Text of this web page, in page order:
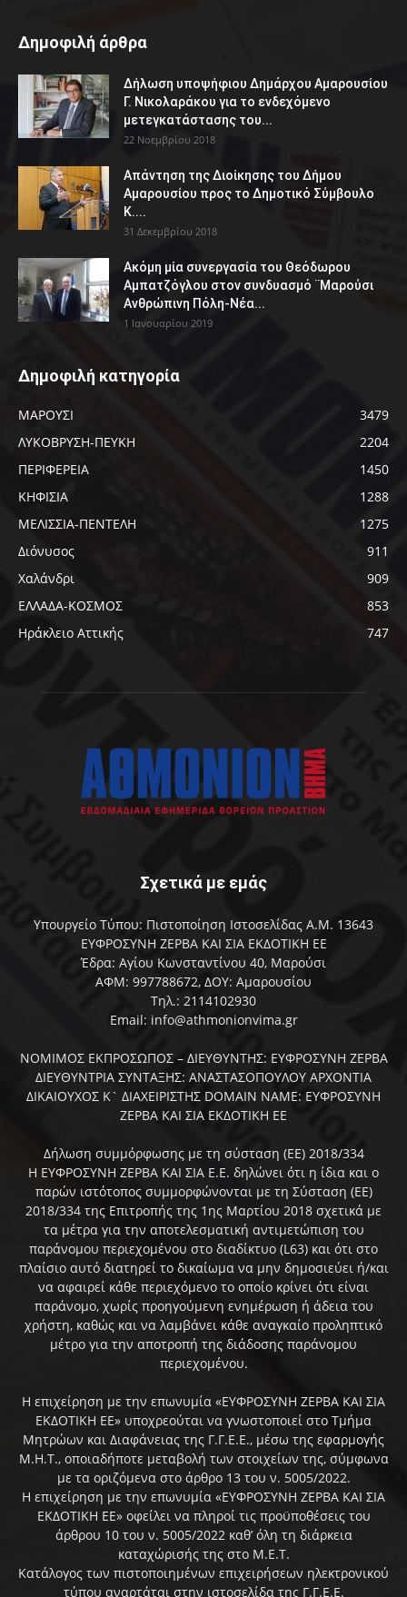
Δημοφιλή άρθρα
Δήλωση υποψήφιου Δημάρχου Αμαρουσίου
Γ. Νικολαράκου για το ενδεχόμενο
μετεγκατάστασης του...
22 Νοεμβρίου 2018
Απάντηση της Διοίκησης του Δήμου
Αμαρουσίου προς το Δημοτικό Σύμβουλο
Κ....
31 Δεκεμβρίου 2018
Ακόμη μία συνεργασία του Θεόδωρου
Αμπατζόγλου στον συνδυασμό ¨Μαρούσι
Ανθρώπινη Πόλη-Νέα...
1 Ιανουαρίου 2019
Δημοφιλή κατηγορία
ΜΑΡΟΥΣΙ
3479
ΛΥΚΟΒΡΥΣΗ-ΠΕΥΚΗ
2204
ΠΕΡΙΦΕΡΕΙΑ
1450
ΚΗΦΙΣΙΑ
1288
ΜΕΛΙΣΣΙΑ-ΠΕΝΤΕΛΗ
1275
Διόνυσος
911
Χαλάνδρι
909
ΕΛΛΑΔΑ-ΚΟΣΜΟΣ
853
Ηράκλειο Αττικής
747
Σχετικά με εμάς
Υπουργείο Τύπου: Πιστοποίηση Ιστοσελίδας Α.Μ. 13643
ΕΥΦΡΟΣΥΝΗ ΖΕΡΒΑ ΚΑΙ ΣΙΑ ΕΚΔΟΤΙΚΗ ΕΕ
Έδρα: Αγίου Κωνσταντίνου 40, Μαρούσι
ΑΦΜ: 997788672, ΔΟΥ: Αμαρουσίου
Τηλ.: 2114102930
Email: info@athmonionvima.gr
ΝΟΜΙΜΟΣ ΕΚΠΡΟΣΩΠΟΣ – ΔΙΕΥΘΥΝΤΗΣ: ΕΥΦΡΟΣΥΝΗ ΖΕΡΒΑ
ΔΙΕΥΘΥΝΤΡΙΑ ΣΥΝΤΑΞΗΣ: ΑΝΑΣΤΑΣΟΠΟΥΛΟΥ ΑΡΧΟΝΤΙΑ
ΔΙΚΑΙΟΥΧΟΣ Κ` ΔΙΑΧΕΙΡΙΣΤΗΣ DOMAIN NAME: ΕΥΦΡΟΣΥΝΗ
ΖΕΡΒΑ ΚΑΙ ΣΙΑ ΕΚΔΟΤΙΚΗ ΕΕ
Δήλωση συμμόρφωσης με τη σύσταση (ΕΕ) 2018/334
Η ΕΥΦΡΟΣΥΝΗ ΖΕΡΒΑ ΚΑΙ ΣΙΑ Ε.Ε. δηλώνει ότι η ίδια και ο
παρών ιστότοπος συμμορφώνονται με τη Σύσταση (ΕΕ)
2018/334 της Επιτροπής της 1ης Μαρτίου 2018 σχετικά με
τα μέτρα για την αποτελεσματική αντιμετώπιση του
παράνομου περιεχομένου στο διαδίκτυο (L63) και ότι στο
πλαίσιο αυτό διατηρεί το δικαίωμα να μην δημοσιεύει ή/και
να αφαιρεί κάθε περιεχόμενο το οποίο κρίνει ότι είναι
παράνομο, χωρίς προηγούμενη ενημέρωση ή άδεια του
χρήστη, καθώς και να λαμβάνει κάθε αναγκαίο προληπτικό
μέτρο για την αποτροπή της διάδοσης παράνομου
περιεχομένου.
Η επιχείρηση με την επωνυμία «ΕΥΦΡΟΣΥΝΗ ΖΕΡΒΑ ΚΑΙ ΣΙΑ
ΕΚΔΟΤΙΚΗ ΕΕ» υποχρεούται να γνωστοποιεί στο Τμήμα
Μητρώων και Διαφάνειας της Γ.Γ.Ε.Ε., μέσω της εφαρμογής
Μ.Η.Τ., οποιαδήποτε μεταβολή των στοιχείων της, σύμφωνα
με τα οριζόμενα στο άρθρο 13 του ν. 5005/2022.
Η επιχείρηση με την επωνυμία «ΕΥΦΡΟΣΥΝΗ ΖΕΡΒΑ ΚΑΙ ΣΙΑ
ΕΚΔΟΤΙΚΗ ΕΕ» οφείλει να πληροί τις προϋποθέσεις του
άρθρου 10 του ν. 5005/2022 καθ’ όλη τη διάρκεια
καταχώρισής της στο Μ.Ε.Τ.
Κατάλογος των πιστοποιημένων επιχειρήσεων ηλεκτρονικού
τύπου αναρτάται στην ιστοσελίδα της Γ.Γ.Ε.Ε.